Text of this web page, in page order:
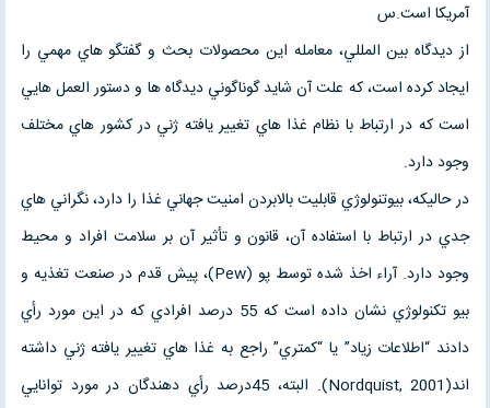
آمريكا است.س
از ديدگاه بين المللي، معامله اين محصولات بحث و گفتگو هاي مهمي را
ايجاد كرده است، كه علت آن شايد گوناگوني ديدگاه ها و دستور العمل هايي
است كه در ارتباط با نظام غذا هاي تغيير يافته ژني در كشور هاي مختلف
وجود دارد.
در حاليكه، بيوتنولوژي قابليت بالابردن امنيت جهاني غذا را دارد، نگراني هاي
جدي در ارتباط با استفاده آن، قانون و تأثير آن بر سلامت افراد و محيط
وجود دارد. آراء اخذ شده توسط پو (Pew)، پيش قدم در صنعت تغذيه و
بيو تكنولوژي نشان داده است كه 55 درصد افرادي كه در اين مورد رأي
دادند “اطلاعات زياد” يا “كمتري” راجع به غذا هاي تغيير يافته ژني داشته
اند(Nordquist, 2001). البته، 45درصد رأي دهندگان در مورد توانايي